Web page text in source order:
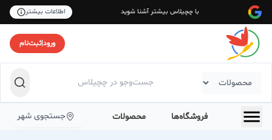
با چچیلاس بیشتر آشنا شوید اطلاعات بیشتر
ورود|ثبت‌نام
فروشگاه‌ها محصولات جستجوی شهر